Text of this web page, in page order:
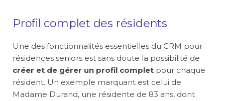
Profil complet des résidents
Une des fonctionnalités essentielles du CRM pour
résidences seniors est sans doute la possibilité de
créer et de gérer un profil complet pour chaque
résident. Un exemple marquant est celui de
Madame Durand, une résidente de 83 ans, dont